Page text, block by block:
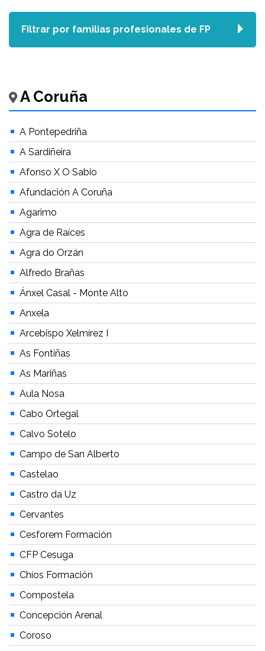
A Coruña
A Pontepedriña
A Sardiñeira
Afonso X O Sabio
Afundación A Coruña
Agarimo
Agra de Raíces
Agra do Orzán
Alfredo Brañas
Ánxel Casal - Monte Alto
Anxela
Arcebispo Xelmírez I
As Fontiñas
As Mariñas
Aula Nosa
Cabo Ortegal
Calvo Sotelo
Campo de San Alberto
Castelao
Castro da Uz
Cervantes
Cesforem Formación
CFP Cesuga
Chíos Formación
Compostela
Concepción Arenal
Coroso
Filtrar por familias profesionales de FP